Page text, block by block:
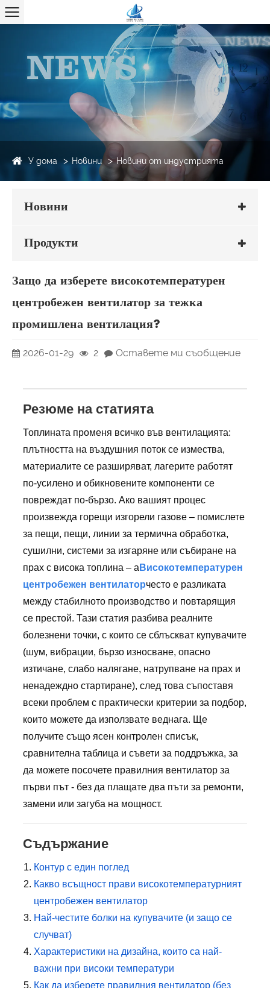
У дома Новини Новини от индустрията
Новини
Продукти
Защо да изберете високотемпературен
центробежен вентилатор за тежка
промишлена вентилация?
2026-01-29 2 Оставете ми съобщение
Резюме на статията
Топлината променя всичко във вентилацията:
плътността на въздушния поток се измества,
материалите се разширяват, лагерите работят
по-усилено и обикновените компоненти се
повреждат по-бързо. Ако вашият процес
произвежда горещи изгорели газове – помислете
за пещи, пещи, линии за термична обработка,
сушилни, системи за изгаряне или събиране на
прах с висока топлина – а Високотемпературен
центробежен вентилаторчесто е разликата
между стабилното производство и повтарящия
се престой. Тази статия разбива реалните
болезнени точки, с които се сблъскват купувачите
(шум, вибрации, бързо износване, опасно
изтичане, слабо налягане, натрупване на прах и
ненадеждно стартиране), след това съпоставя
всеки проблем с практически критерии за подбор,
които можете да използвате веднага. Ще
получите също ясен контролен списък,
сравнителна таблица и съвети за поддръжка, за
да можете посочете правилния вентилатор за
първи път - без да плащате два пъти за ремонти,
замени или загуба на мощност.
Съдържание
Контур с един поглед
Какво всъщност прави високотемпературният
центробежен вентилатор
Най-честите болки на купувачите (и защо се
случват)
Характеристики на дизайна, които са най-
важни при високи температури
Как да изберете правилния вентилатор (без